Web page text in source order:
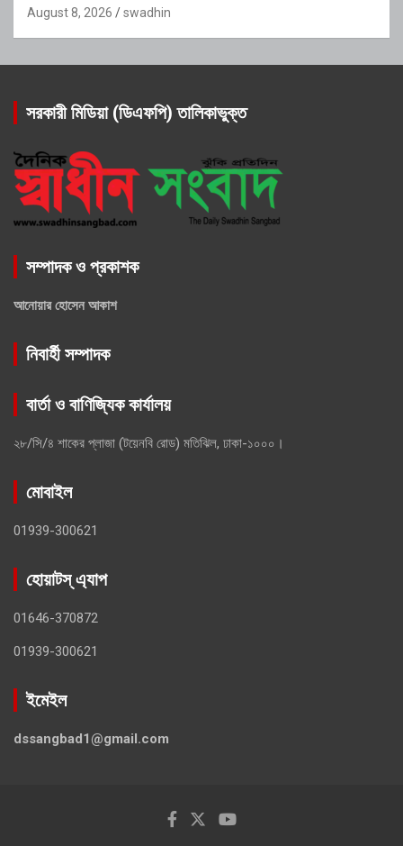
August 8, 2026 swadhin
সরকারী মিডিয়া (ডিএফপি) তালিকাভুক্ত
সম্পাদক ও প্রকাশক
আনোয়ার হোসেন আকাশ
নিবার্হী সম্পাদক
বার্তা ও বাণিজ্যিক কার্যালয়
২৮/সি/৪ শাকের প্লাজা (টয়েনবি রোড) মতিঝিল, ঢাকা-১০০০।
মোবাইল
01939-300621
হোয়াটস্ এ্যাপ
01646-370872
01939-300621
ইমেইল
dssangbad1@gmail.com